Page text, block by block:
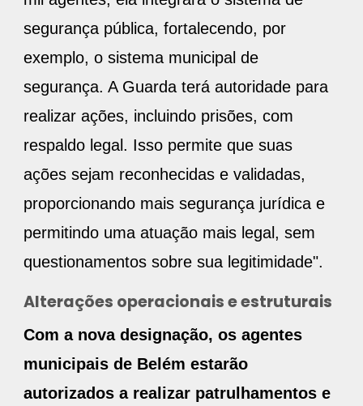
segurança pública, fortalecendo, por
exemplo, o sistema municipal de
segurança. A Guarda terá autoridade para
realizar ações, incluindo prisões, com
respaldo legal. Isso permite que suas
ações sejam reconhecidas e validadas,
proporcionando mais segurança jurídica e
permitindo uma atuação mais legal, sem
questionamentos sobre sua legitimidade".
Alterações operacionais e estruturais
Com a nova designação, os agentes
municipais de Belém estarão
autorizados a realizar patrulhamentos e